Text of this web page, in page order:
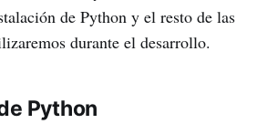
de Python y el resto de las
durante el desarrollo.
Python